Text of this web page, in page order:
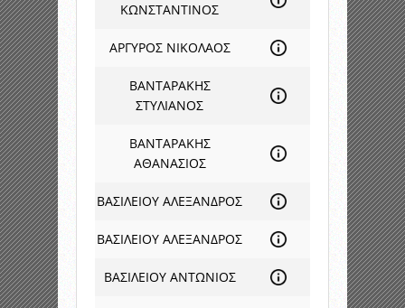
ΚΩΝΣΤΑΝΤΙΝΟΣ
ΑΡΓΥΡΟΣ ΝΙΚΟΛΑΟΣ
ΒΑΝΤΑΡΑΚΗΣ
ΣΤΥΛΙΑΝΟΣ
ΒΑΝΤΑΡΑΚΗΣ
ΑΘΑΝΑΣΙΟΣ
ΒΑΣΙΛΕΙΟΥ ΑΛΕΞΑΝΔΡΟΣ
ΒΑΣΙΛΕΙΟΥ ΑΛΕΞΑΝΔΡΟΣ
ΒΑΣΙΛΕΙΟΥ ΑΝΤΩΝΙΟΣ